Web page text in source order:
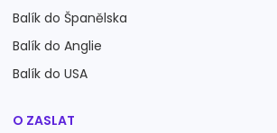
Balík do Španělska
Balík do Anglie
Balík do USA
O ZASLAT